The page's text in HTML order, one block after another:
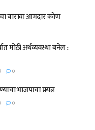
बारावा आमदार कोण
मोठी अर्थव्यवस्था बनेल :
0
भाजपाचा प्रयत्न
0